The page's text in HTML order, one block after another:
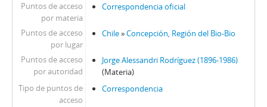
Puntos de acceso
por materia
Correspondencia oficial
Puntos de acceso
por lugar
Chile»Concepción, Región del Bio-Bio
Puntos de acceso
por autoridad
Jorge Alessandri Rodríguez (1896-1986)
(Materia)
Tipo de puntos de
acceso
Correspondencia